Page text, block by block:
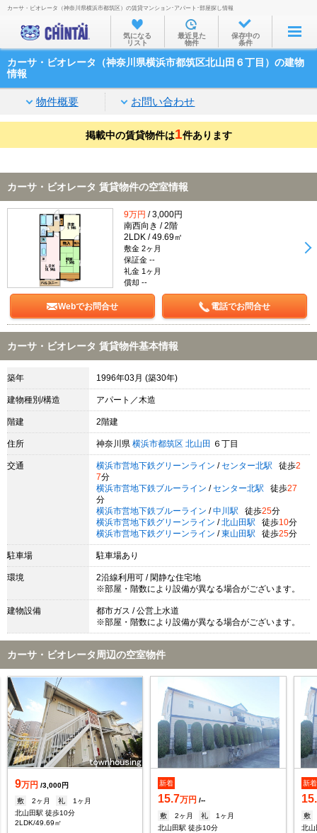
お部屋を探す
沿線・駅から
家賃相場から
通勤通学時間から
物件特集から
不動産会社から
カーサ・ビオレータ（神奈川県横浜市都筑区）の賃貸マンション･アパート･部屋探し情報
気になる
リスト
最近見た
物件
保存中の
条件
カーサ・ビオレータ（神奈川県横浜市都筑区北山田６丁目）の建物
情報
物件概要 お問い合わせ
掲載中の賃貸物件は1件あります
カーサ・ビオレータ 賃貸物件の空室情報
9万円 / 3,000円
南西向き / 2階
2LDK / 49.69㎡
敷金 2ヶ月
保証金 --
礼金 1ヶ月
償却 --
Webでお問合せ 電話でお問合せ
カーサ・ビオレータ 賃貸物件基本情報
築年 1996年03月 (築30年)
建物種別/構造 アパート／木造
階建 2階建
住所 神奈川県 横浜市都筑区 北山田 ６丁目
交通 横浜市営地下鉄グリーンライン / センター北駅 徒歩2
7分
横浜市営地下鉄ブルーライン / センター北駅 徒歩27
分
横浜市営地下鉄ブルーライン / 中川駅 徒歩25分
横浜市営地下鉄グリーンライン / 北山田駅 徒歩10分
横浜市営地下鉄グリーンライン / 東山田駅 徒歩25分
駐車場 駐車場あり
環境
2沿線利用可 / 閑静な住宅地
※部屋・階数により設備が異なる場合がございます。
建物設備
都市ガス / 公営上水道
※部屋・階数により設備が異なる場合がございます。
カーサ・ビオレータ周辺の空室物件
9万円 /3,000円
敷
2ヶ月 礼
1ヶ月
北山田駅 徒歩10分
2LDK/49.69㎡
新着
15.7万円 /--
敷
2ヶ月 礼
1ヶ月
北山田駅 徒歩10分
新着
敷
北